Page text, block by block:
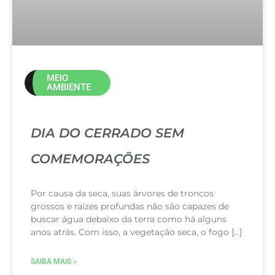
MEIO
AMBIENTE
DIA DO CERRADO SEM
COMEMORAÇÕES
Por causa da seca, suas árvores de troncos
grossos e raízes profundas não são capazes de
buscar água debaixo da terra como há alguns
anos atrás. Com isso, a vegetação seca, o fogo […]
SAIBA MAIS »